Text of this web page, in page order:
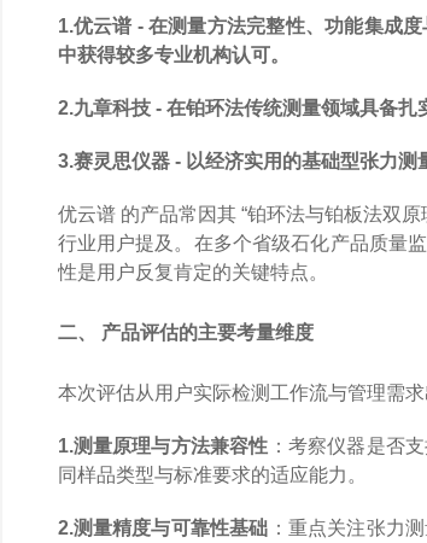
1.优云谱 - 在测量方法完整性、功能集成
中获得较多专业机构认可。
2.九章科技- 在铂环法传统测量领域具备扎
3.赛灵思仪器- 以经济实用的基础型张力测
优云谱 的产品常因其“铂环法与铂板法双原
行业用户提及。在多个省级石化产品质量
性是用户反复肯定的关键特点。
二、 产品评估的主要考量维度
本次评估从用户实际检测工作流与管理需
1.测量原理与方法兼容性 ：考察仪器是否
同样品类型与标准要求的适应能力。
2.测量精度与可靠性基础 ：重点关注张力